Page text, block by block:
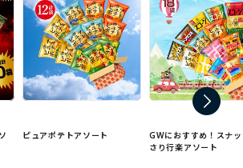
ピュアポテトアソート
GWにおすすめ！スナ
さり行楽アソート